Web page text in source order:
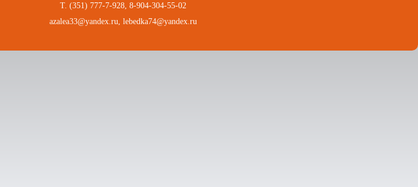
Т. (351) 777-7-928, 8-904-304-55-02
azalea33@yandex.ru, lebedka74@yandex.ru